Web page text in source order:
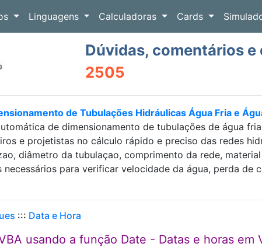
Linguagens Calculadoras Cards
Dúvidas, comentários e
2505
de Tubulações Hidráulicas Água Fria e
de dimensionamento de tubulações de água
e projetistas no cálculo rápido e preciso das redes
diâmetro da tubulaçao, comprimento da rede,
para verificar velocidade da água, perda de
::: Data e Hora
usando a função Date - Datas e horas em